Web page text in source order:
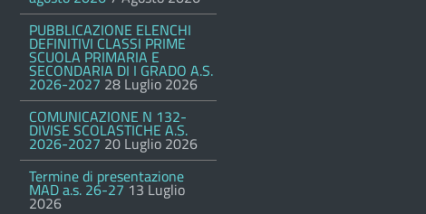
PUBBLICAZIONE ELENCHI
DEFINITIVI CLASSI PRIME
SCUOLA PRIMARIA E
SECONDARIA DI I GRADO A.S.
2026-2027 28 Luglio 2026
COMUNICAZIONE N 132-
DIVISE SCOLASTICHE A.S.
2026-2027 20 Luglio 2026
Termine di presentazione
MAD a.s. 26-27 13 Luglio
2026